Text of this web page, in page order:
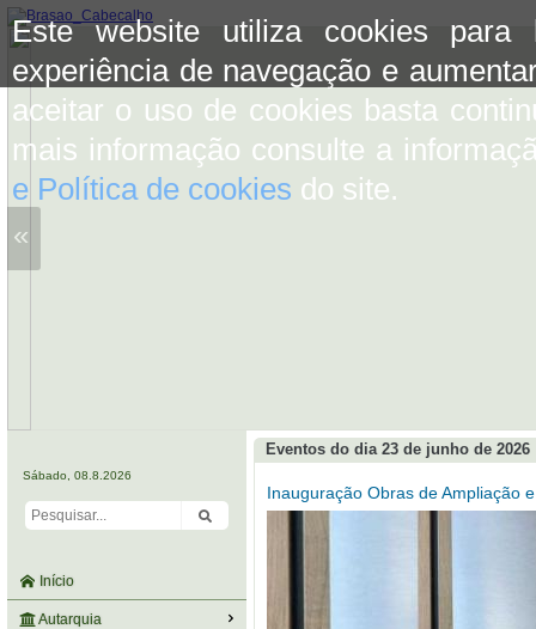
Este website utiliza cookies para
experiência de navegação e
aceitar o uso de cookies basta
mais informação consulte a
e Política de cookies do site.
«
Sábado, 08.8.2026
Início
Autarquia
Eventos do dia 23 de junho de 2026
Inauguração Obras de Ampliação